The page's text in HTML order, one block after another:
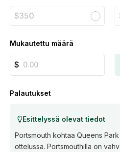
$350
Mukautettu määrä
Palautukset
Esittelyssä olevat tiedot
Portsmouth kohtaa Queens
ottelussa. Portsmouthilla on